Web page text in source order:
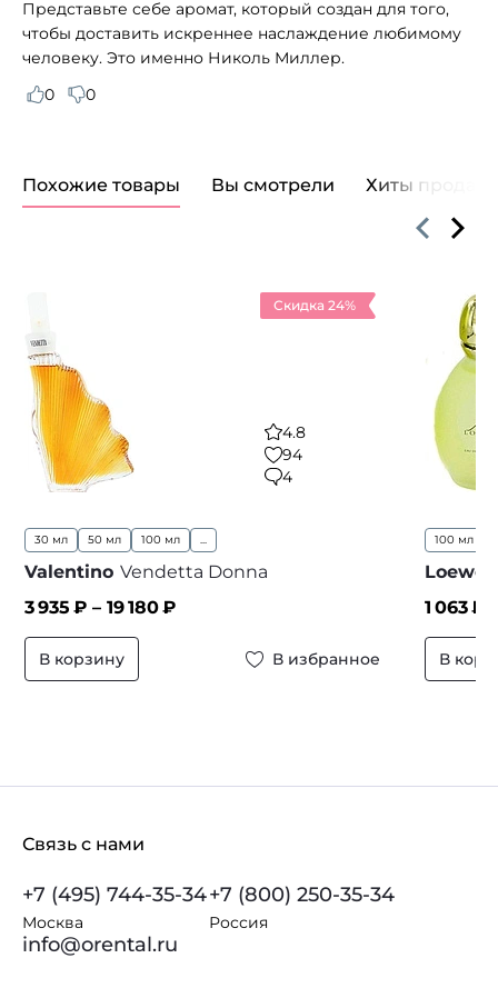
Представьте себе аромат, который создан для того,
чтобы доставить искреннее наслаждение любимому
человеку. Это именно Николь Миллер.
0
0
Похожие товары Вы смотрели Хиты продаж
Скидка 24%
4.8
94
4
30 мл 50 мл 100 мл ...
Valentino Vendetta Donna
3 935 ₽ – 19 180₽
В корзину В избранное
100 мл
Loewe
1 063₽
В
Связь с нами
+7 (495) 744-35-34
Москва
+7 (800) 250-35-34
Россия
info@orental.ru